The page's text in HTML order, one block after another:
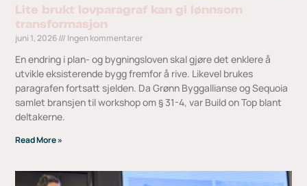
Lite brukt lovparagraf kan gi lønnsom
transformasjon
juni 1, 2026 Ingen kommentarer
En endring i plan- og bygningsloven skal gjøre det enklere å
utvikle eksisterende bygg fremfor å rive. Likevel brukes
paragrafen fortsatt sjelden. Da Grønn Byggallianse og Sequoia
samlet bransjen til workshop om § 31-4, var Build on Top blant
deltakerne.
Read More »